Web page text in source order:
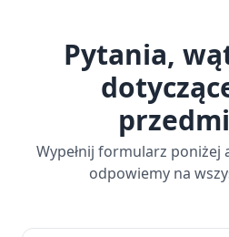
Pytania,
Wypełnij formularz poniżej
odpowiemy na